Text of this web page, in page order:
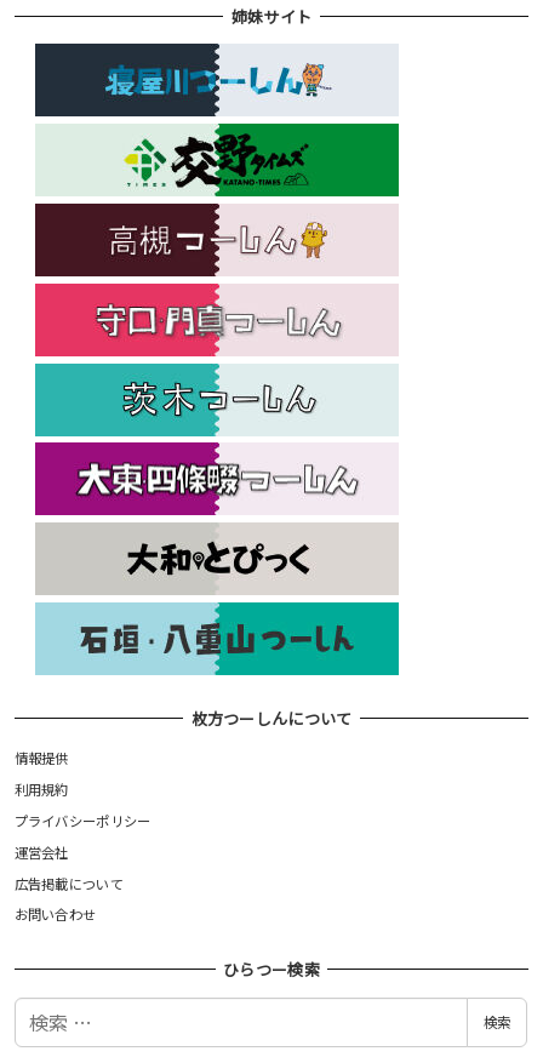
姉妹サイト
枚方つーしんについて
情報提供
利用規約
プライバシーポリシー
運営会社
広告掲載について
お問い合わせ
ひらつー検索
検
検索